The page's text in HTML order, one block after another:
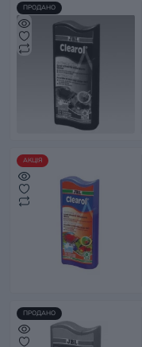
ПРОДАНО
АКЦІЯ
ПРОДАНО